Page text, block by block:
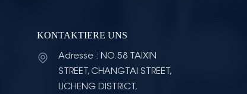
KONTAKTIERE UNS
Adresse : NO.58 TAIXIN
STREET, CHANGTAI STREET,
LICHENG DISTRICT,